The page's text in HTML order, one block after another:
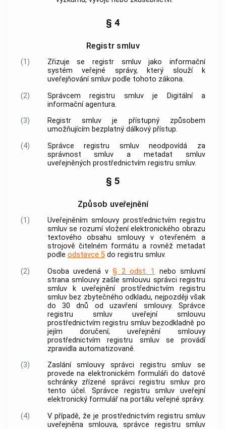
§ 4
Registr smluv
(1)
Zřizuje se registr smluv jako informační
systém veřejné správy, který slouží k
uveřejňování smluv podle tohoto zákona.
(2)
Správcem registru smluv je Digitální a
informační agentura.
(3)
Registr smluv je přístupný způsobem
umožňujícím bezplatný dálkový přístup.
(4)
Správce registru smluv neodpovídá za
správnost smluv a metadat smluv
uveřejněných prostřednictvím registru smluv.
§ 5
Způsob uveřejnění
(1)
Uveřejněním smlouvy prostřednictvím registru
smluv se rozumí vložení elektronického obrazu
textového obsahu smlouvy v otevřeném a
strojově čitelném formátu a rovněž metadat
podle odstavce 5do registru smluv.
(2)
Osoba uvedená v§ 2 odst. 1
nebo smluvní
strana smlouvy zašle smlouvu správci registru
smluv k uveřejnění prostřednictvím registru
smluv bez zbytečného odkladu, nejpozději však
do 30 dnů od uzavření smlouvy. Správce
registru smluv uveřejní smlouvu
prostřednictvím registru smluv bezodkladně po
jejím doručení; uveřejnění smlouvy
prostřednictvím registru smluvse provádí
zpravidla automatizovaně.
(3)
Zaslání smlouvy správci registru smluv se
provede na elektronickém formuláři do datové
schránky zřízené správci registru smluv pro
tento účel. Správce registru smluv uveřejní
elektronický formulář na portálu veřejné správy.
(4)
V případě, že je prostřednictvím registru smluv
uveřejněna smlouva, správce registru smluv